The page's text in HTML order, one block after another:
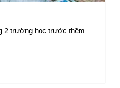
2 trường học trước thềm